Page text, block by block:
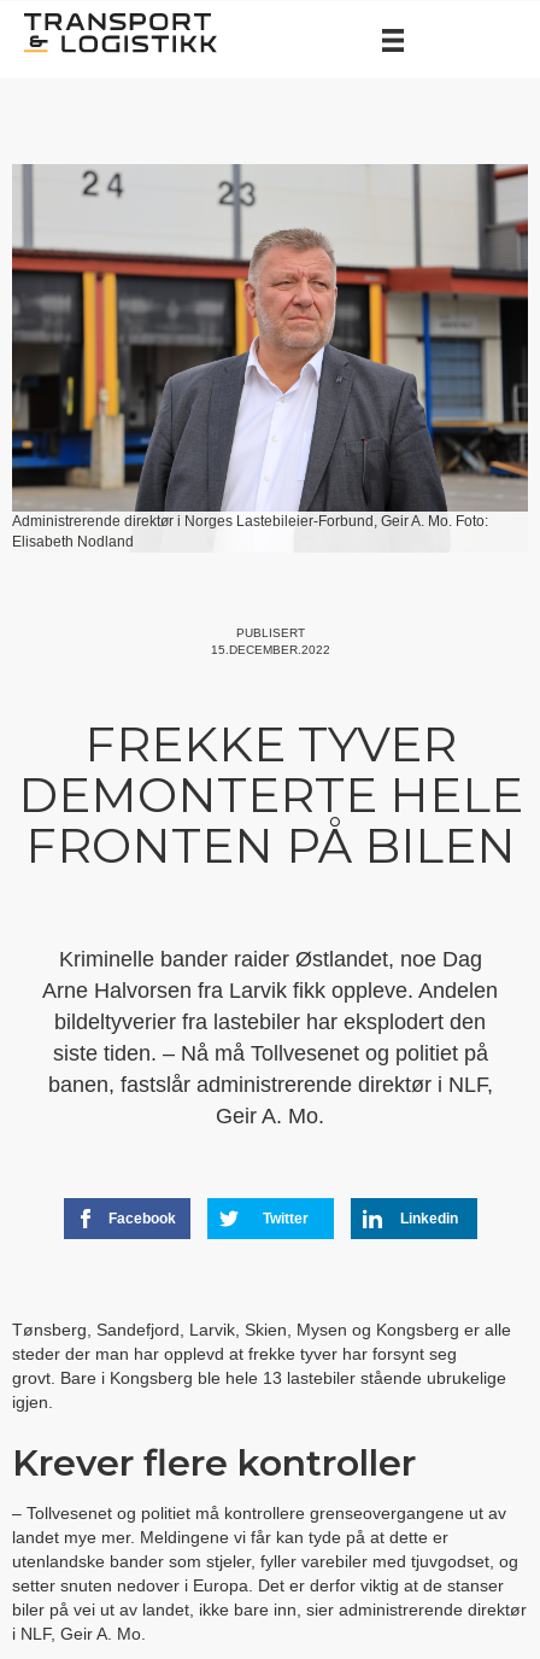
Administrerende direktør i Norges Lastebileier-Forbund, Geir A. Mo. Foto:
Elisabeth Nodland
PUBLISERT
15.DECEMBER.2022
FREKKE TYVER
DEMONTERTE HELE
FRONTEN PÅ BILEN
Kriminelle bander raider Østlandet, noe Dag
Arne Halvorsen fra Larvik fikk oppleve. Andelen
bildeltyverier fra lastebiler har eksplodert den
siste tiden. – Nå må Tollvesenet og politiet på
banen, fastslår administrerende direktør i NLF,
Geir A. Mo.
Facebook Twitter Linkedin
Tønsberg, Sandefjord, Larvik, Skien, Mysen og Kongsberg er alle
steder der man har opplevd at frekke tyver har forsynt seg
grovt. Bare i Kongsberg ble hele 13 lastebiler stående ubrukelige
igjen.
Krever flere kontroller
– Tollvesenet og politiet må kontrollere grenseovergangene ut av
landet mye mer. Meldingene vi får kan tyde på at dette er
utenlandske bander som stjeler, fyller varebiler med tjuvgodset, og
setter snuten nedover i Europa. Det er derfor viktig at de stanser
biler på vei ut av landet, ikke bare inn, sier administrerende direktør
i NLF, Geir A. Mo.